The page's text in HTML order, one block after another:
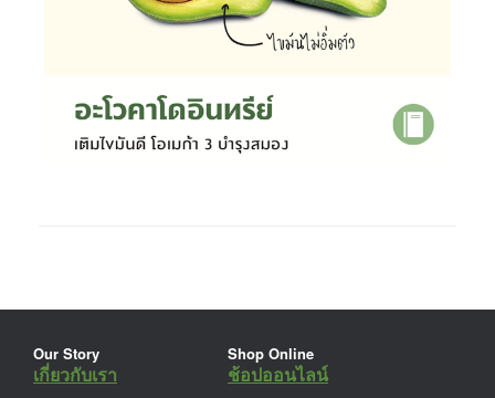
Our Story
เกี่ยวกับเรา
Shop Online
ช้อปออนไลน์